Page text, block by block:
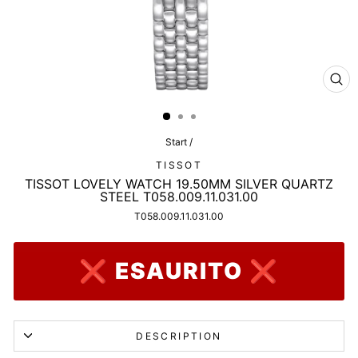
Start /
TISSOT
TISSOT LOVELY WATCH 19.50MM SILVER QUARTZ
STEEL T058.009.11.031.00
T058.009.11.031.00
❌ ESAURITO ❌
DESCRIPTION